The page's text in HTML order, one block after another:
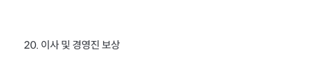
20. 이사 및 경영진 보상